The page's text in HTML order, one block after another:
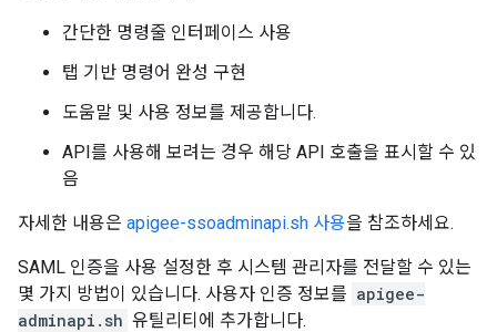
간단한 명령줄 인터페이스 사용
탭 기반 명령어 완성 구현
도움말 및 사용 정보를 제공합니다.
API를 사용해 보려는 경우 해당 API 호출을 표시할 수 있
음
자세한 내용은 apigee-ssoadminapi.sh 사용을 참조하세요.
SAML 인증을 사용 설정한 후 시스템 관리자를 전달할 수 있는
몇 가지 방법이 있습니다. 사용자 인증 정보를 apigee-
adminapi.sh 유틸리티에 추가합니다.